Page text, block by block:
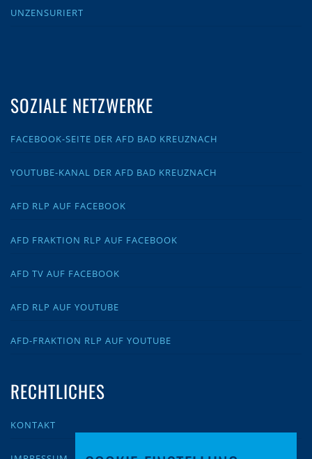
UNZENSURIERT
SOZIALE NETZWERKE
FACEBOOK-SEITE DER AFD BAD KREUZNACH
YOUTUBE-KANAL DER AFD BAD KREUZNACH
AFD RLP AUF FACEBOOK
AFD FRAKTION RLP AUF FACEBOOK
AFD TV AUF FACEBOOK
AFD RLP AUF YOUTUBE
AFD-FRAKTION RLP AUF YOUTUBE
RECHTLICHES
KONTAKT